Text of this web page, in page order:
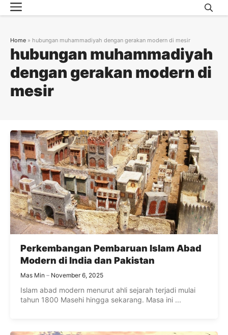
Skip
to
Menu
hubungan muhammadiyah
dengan gerakan modern di
mesir
Home » hubungan muhammadiyah dengan gerakan modern di mesir
Perkembangan Pembaruan Islam Abad
Modern di India dan Pakistan
Mas Min November 6, 2025
Islam abad modern menurut ahli sejarah terjadi mulai
tahun 1800 Masehi hingga sekarang. Masa ini ...